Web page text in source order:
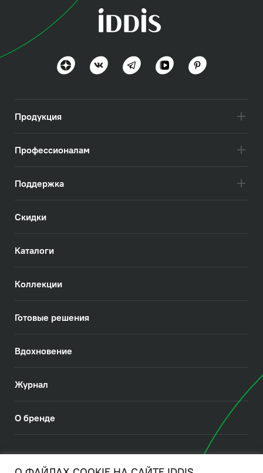
Промо (Promo)
Продукция
Профессионалам
Поддержка
Скидки
Каталоги
Коллекции
Готовые решения
Вдохновение
Журнал
О бренде